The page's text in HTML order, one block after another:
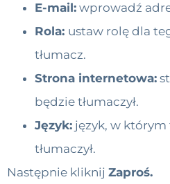
E-mail: wprowadź
Rola: ustaw rolę dla
tłumacz.
Strona internetowa:
będzie tłumaczył.
Język: język, w którym
tłumaczył.
Następnie kliknij Zaproś.